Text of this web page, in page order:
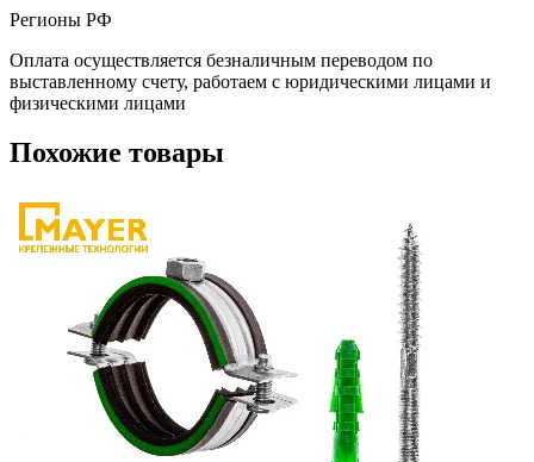
Регионы РФ
Оплата осуществляется безналичным переводом по
выставленному счету, работаем с юридическими лицами и
физическими лицами
Похожие товары